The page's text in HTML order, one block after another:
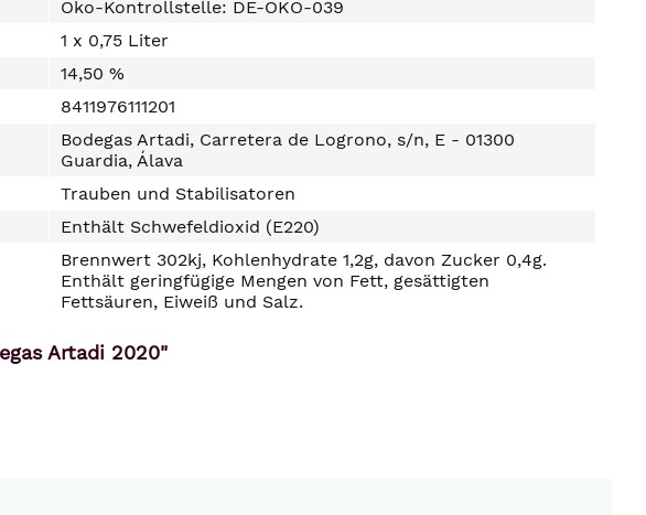
Öko-Kontrollstelle: DE-ÖKO-039
1 x 0,75 Liter
14,50 %
8411976111201
Bodegas Artadi, Carretera de Logrono, s/n, E - 01300
Guardia, Álava
Trauben und Stabilisatoren
Enthält Schwefeldioxid (E220)
Brennwert 302kj, Kohlenhydrate 1,2g, davon Zucker 0,4g.
Enthält geringfügige Mengen von Fett, gesättigten
Fettsäuren, Eiweiß und Salz.
Artadi 2020"